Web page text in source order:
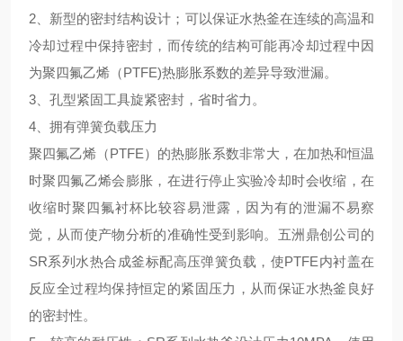
2、 新型的密封结构设计 ；可以保证水热釜在连续的高温和
冷却过程中保持密封，而传统的结构可能再冷却过程中因
为聚四氟乙烯（PTFE)热膨胀系数的差异导致泄漏。
3、 孔型紧固工具旋紧密封 ，省时省力。
4、 拥有弹簧负载压力
聚四氟乙烯（PTFE）的热膨胀系数非常大，在加热和恒温
时聚四氟乙烯会膨胀，在进行停止实验冷却时会收缩，在
收缩时聚四氟衬杯比较容易泄露，因为有的泄漏不易察
觉，从而使产物分析的准确性受到影响。五洲鼎创公司的
SR系列水热合成釜标配高压弹簧负载，使PTFE内衬盖在
反应全过程均保持恒定的紧固压力，从而保证水热釜良好
的密封性。